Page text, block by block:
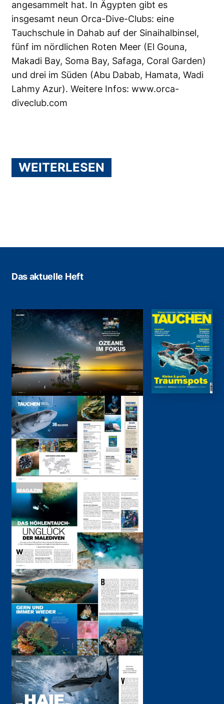
angesammelt hat. In Ägypten gibt es
insgesamt neun Orca-Dive-Clubs: eine
Tauchschule in Dahab auf der Sinaihalbinsel,
fünf im nördlichen Roten Meer (El Gouna,
Makadi Bay, Soma Bay, Safaga, Coral Garden)
und drei im Süden (Abu Dabab, Hamata, Wadi
Lahmy Azur). Weitere Infos: www.orca-
diveclub.com
WEITERLESEN
Das aktuelle Heft